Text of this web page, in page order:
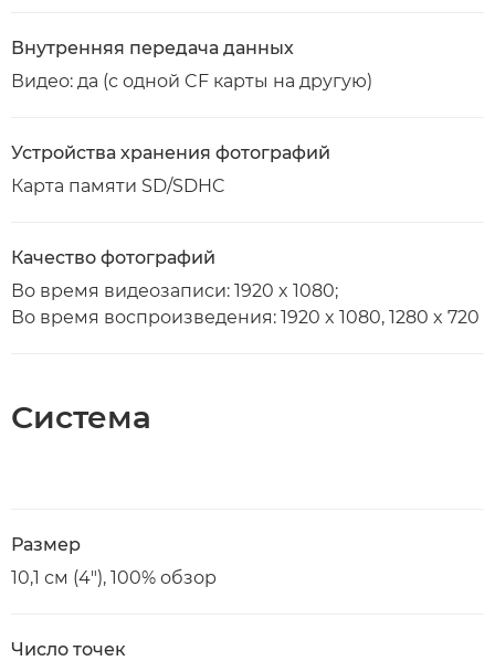
Внутренняя передача данных
Видео: да (с одной CF карты на другую)
Устройства хранения фотографий
Карта памяти SD/SDHC
Качество фотографий
Во время видеозаписи: 1920 x 1080;
Во время воспроизведения: 1920 x 1080, 1280 x 720
Система
Размер
10,1 см (4"), 100% обзор
Число точек